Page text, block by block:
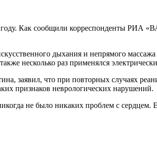
Как сообщили корреспонденты РИА
дыхания и непрямого
несколько раз применялся
заявил, что при повторных случаях
признаков неврологических нарушений.
не было никаких проблем с